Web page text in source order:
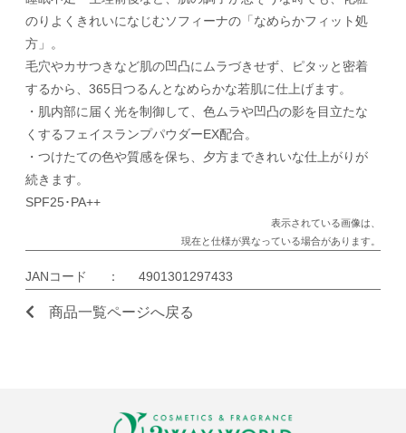
のりよくきれいになじむソフィーナの「なめらかフィット処
方」。
毛穴やカサつきなど肌の凹凸にムラづきせず、ピタッと密着
するから、365日つるんとなめらかな若肌に仕上げます。
・肌内部に届く光を制御して、色ムラや凹凸の影を目立たな
くするフェイスランプパウダーEX配合。
・つけたての色や質感を保ち、夕方まできれいな仕上がりが
続きます。
SPF25･PA++
表示されている画像は、
現在と仕様が異なっている場合があります。
JANコード ： 4901301297433
商品一覧ページへ戻る